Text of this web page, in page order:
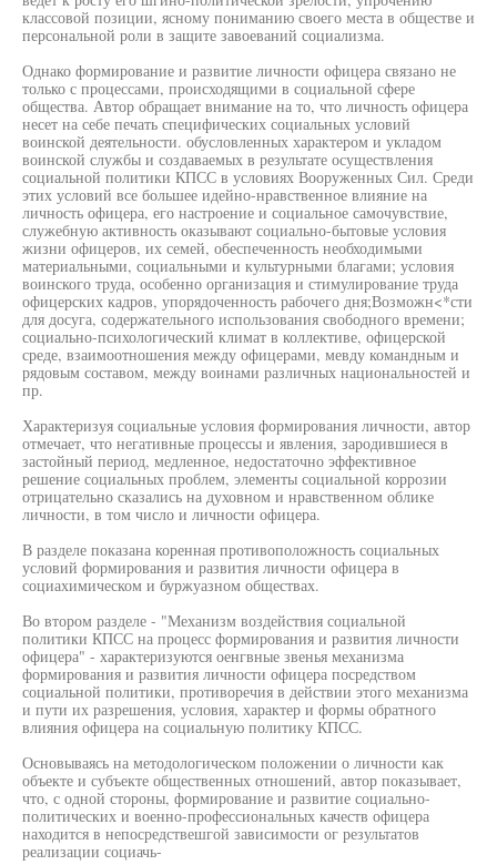
классовой позиции, ясному пониманию своего места в обществе и
персональной роли в защите завоеваний социализма.
Однако формирование и развитие личности офицера связано не
только с процессами, происходящими в социальной сфере
общества. Автор обращает внимание на то, что личность офицера
несет на себе печать специфических социальных условий
воинской деятельности. обусловленных характером и укладом
воинской службы и создаваемых в результате осуществления
социальной политики КПСС в условиях Вооруженных Сил. Среди
этих условий все большее идейно-нравственное влияние на
личность офицера, его настроение и социальное самочувствие,
служебную активность оказывают социально-бытовые условия
жизни офицеров, их семей, обеспеченность необходимыми
материальными, социальными и культурными благами; условия
воинского труда, особенно организация и стимулирование труда
офицерских кадров, упорядоченность рабочего дня;Возможн<*сти
для досуга, содержательного использования свободного времени;
социально-психологический климат в коллективе, офицерской
среде, взаимоотношения между офицерами, мевду командным и
рядовым составом, между воинами различных национальностей и
пр.
Характеризуя социальные условия формирования личности, автор
отмечает, что негативные процессы и явления, зародившиеся в
застойный период, медленное, недостаточно эффективное
решение социальных проблем, элементы социальной коррозии
отрицательно сказались на духовном и нравственном облике
личности, в том число и личности офицера.
В разделе показана коренная противоположность социальных
условий формирования и развития личности офицера в
социахимическом и буржуазном обществах.
Во втором разделе - "Механизм воздействия социальной
политики КПСС на процесс формирования и развития личности
офицера" - характеризуются оенгвные звенья механизма
формирования и развития личности офицера посредством
социальной политики, противоречия в действии этого механизма
и пути их разрешения, условия, характер и формы обратного
влияния офицера на социальную политику КПСС.
Основываясь на методологическом положении о личности как
объекте и субъекте общественных отношений, автор показывает,
что, с одной стороны, формирование и развитие социально-
политических и военно-профессиональных качеств офицера
находится в непосредствешгой зависимости ог результатов
реализации социачь-